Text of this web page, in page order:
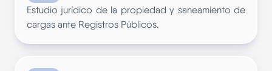
Estudio jurídico de la propiedad y saneamiento de
cargas ante Registros Públicos.